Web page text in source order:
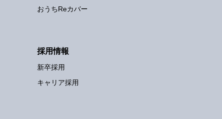
おうちReカバー
採用情報
新卒採用
キャリア採用